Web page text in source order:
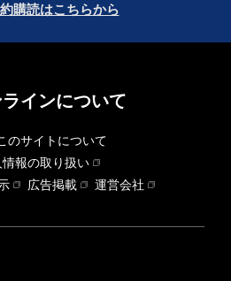
購読はこちらから
インについて
のサイトについて
情報の取り扱い
広告掲載
運営会社